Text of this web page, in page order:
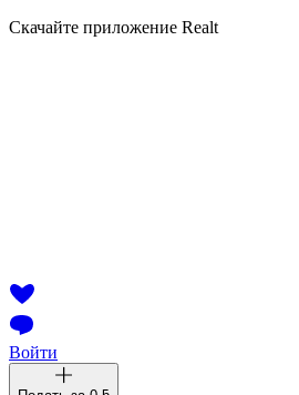
Скачайте приложение Realt
Войти